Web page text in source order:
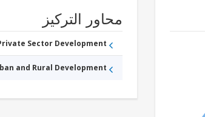
محاور التركيز
Sector Development
and Rural Development